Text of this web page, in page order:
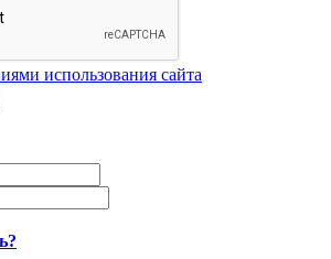
использования сайта